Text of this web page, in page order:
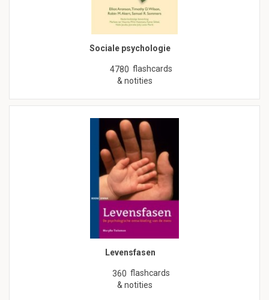
Sociale psychologie
4780 flashcards
& notities
Levensfasen
360 flashcards
& notities